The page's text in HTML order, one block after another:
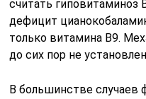
считать гиповитаминоз
дефицит
только витамина B9.
до сих пор не
В большинстве случаев